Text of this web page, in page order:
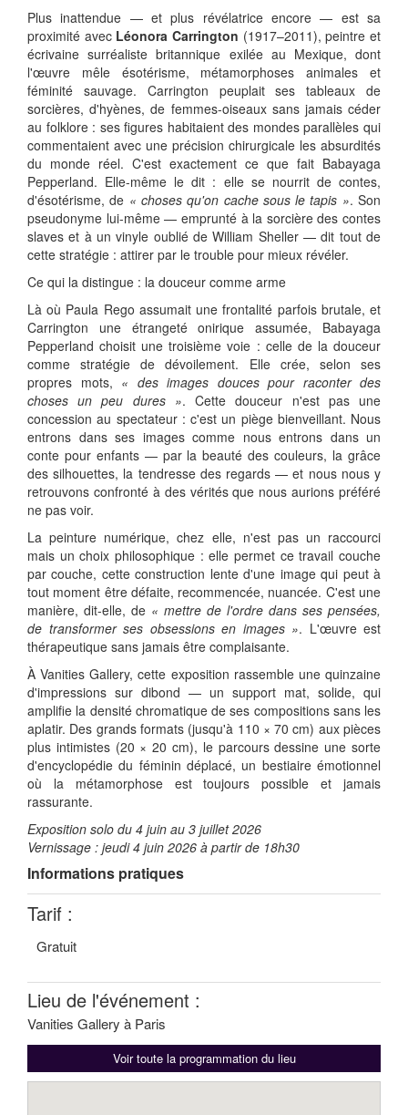
Plus inattendue — et plus révélatrice encore — est sa
proximité avec Léonora Carrington (1917–2011), peintre et
écrivaine surréaliste britannique exilée au Mexique, dont
l'œuvre mêle ésotérisme, métamorphoses animales et
féminité sauvage. Carrington peuplait ses tableaux de
sorcières, d'hyènes, de femmes-oiseaux sans jamais céder
au folklore : ses figures habitaient des mondes parallèles qui
commentaient avec une précision chirurgicale les absurdités
du monde réel. C'est exactement ce que fait Babayaga
Pepperland. Elle-même le dit : elle se nourrit de contes,
d'ésotérisme, de « choses qu'on cache sous le tapis ». Son
pseudonyme lui-même — emprunté à la sorcière des contes
slaves et à un vinyle oublié de William Sheller — dit tout de
cette stratégie : attirer par le trouble pour mieux révéler.
Ce qui la distingue : la douceur comme arme
Là où Paula Rego assumait une frontalité parfois brutale, et
Carrington une étrangeté onirique assumée, Babayaga
Pepperland choisit une troisième voie : celle de la douceur
comme stratégie de dévoilement. Elle crée, selon ses
propres mots, « des images douces pour raconter des
choses un peu dures ». Cette douceur n'est pas une
concession au spectateur : c'est un piège bienveillant. Nous
entrons dans ses images comme nous entrons dans un
conte pour enfants — par la beauté des couleurs, la grâce
des silhouettes, la tendresse des regards — et nous nous y
retrouvons confronté à des vérités que nous aurions préféré
ne pas voir.
La peinture numérique, chez elle, n'est pas un raccourci
mais un choix philosophique : elle permet ce travail couche
par couche, cette construction lente d'une image qui peut à
tout moment être défaite, recommencée, nuancée. C'est une
manière, dit-elle, de « mettre de l'ordre dans ses pensées,
de transformer ses obsessions en images ». L'œuvre est
thérapeutique sans jamais être complaisante.
À Vanities Gallery, cette exposition rassemble une quinzaine
d'impressions sur dibond — un support mat, solide, qui
amplifie la densité chromatique de ses compositions sans les
aplatir. Des grands formats (jusqu'à 110 × 70 cm) aux pièces
plus intimistes (20 × 20 cm), le parcours dessine une sorte
d'encyclopédie du féminin déplacé, un bestiaire émotionnel
où la métamorphose est toujours possible et jamais
rassurante.
Exposition solo du 4 juin au 3 juillet 2026
Vernissage : jeudi 4 juin 2026 à partir de 18h30
Informations pratiques
Tarif :
Gratuit
Lieu de l'événement :
Vanities Gallery à Paris
Voir toute la programmation du lieu